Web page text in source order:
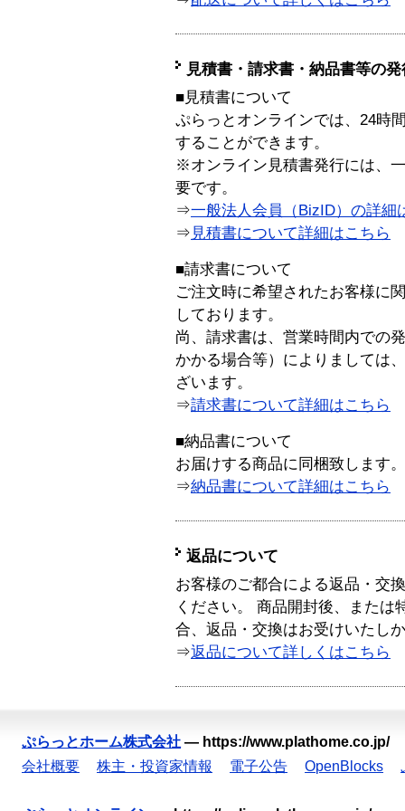
見積書・請求書・納品書等の
■見積書について
ぷらっとオンラインでは、24時
することができます。
※オンライン見積書発行には、
要です。
⇒一般法人会員（BizID）の詳細
⇒ 見積書について詳細はこちら
■請求書について
ご注文時に希望されたお客様に
しております。
尚、請求書は、営業時間内での
かかる場合等）によりましては
ざいます。
⇒請求書について詳細はこちら
■納品書について
お届けする商品に同梱致します。
⇒納品書について詳細はこちら
返品について
お客様のご都合による返品・交
ください。 商品開封後、または
合、返品・交換はお受けいたし
⇒返品について詳しくはこちら
ぷらっとホーム株式会社 — https://www.plathome.co.jp/
会社概要
株主・投資家情報 電子公告 OpenBlocks